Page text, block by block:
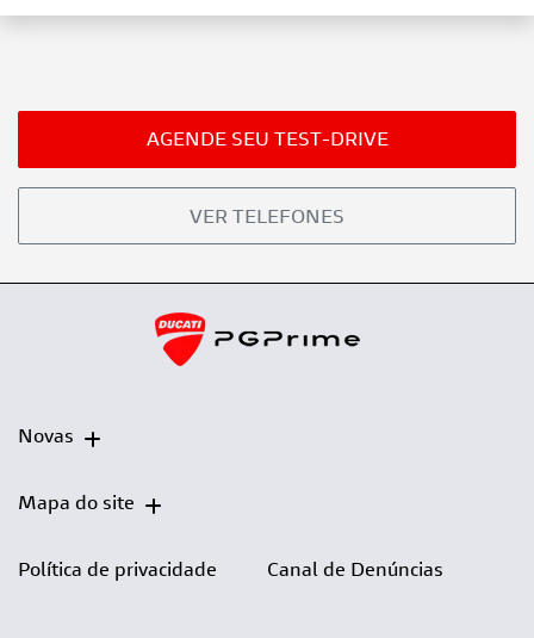
VER TELEFONES
AGENDE SEU TEST-DRIVE
Novas
Mapa do site
Política de privacidade Canal de Denúncias